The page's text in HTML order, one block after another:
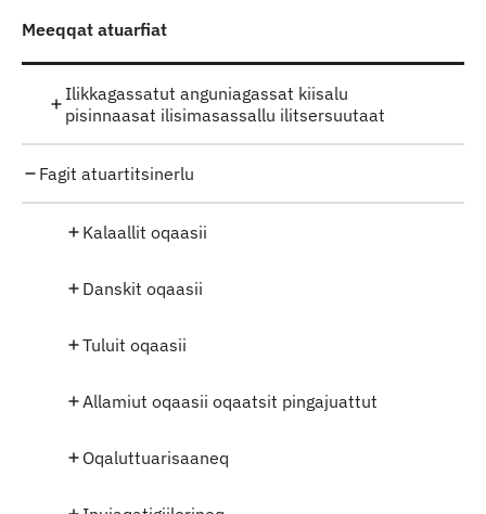
Meeqqat atuarfiat
Ilikkagassatut anguniagassat kiisalu
pisinnaasat ilisimasassallu ilitsersuutaat
Fagit atuartitsinerlu
Kalaallit oqaasii
Danskit oqaasii
Tuluit oqaasii
Allamiut oqaasii oqaatsit pingajuattut
Oqaluttuarisaaneq